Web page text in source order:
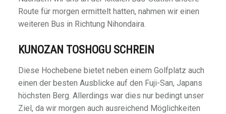
Route für morgen ermittelt hatten, nahmen wir einen
weiteren Bus in Richtung Nihondaira.
KUNOZAN TOSHOGU SCHREIN
Diese Hochebene bietet neben einem Golfplatz auch
einen der besten Ausblicke auf den Fuji-San, Japans
höchsten Berg. Allerdings war dies nur bedingt unser
Ziel, da wir morgen auch ausreichend Möglichkeiten